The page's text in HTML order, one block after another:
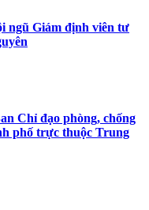
ngũ Giám định viên tư
Chỉ đạo phòng, chống
phố trực thuộc Trung